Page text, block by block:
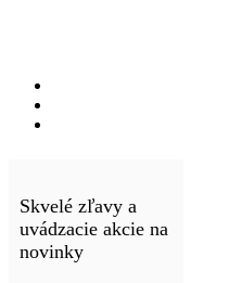
Skvelé zľavy a
uvádzacie akcie na
novinky